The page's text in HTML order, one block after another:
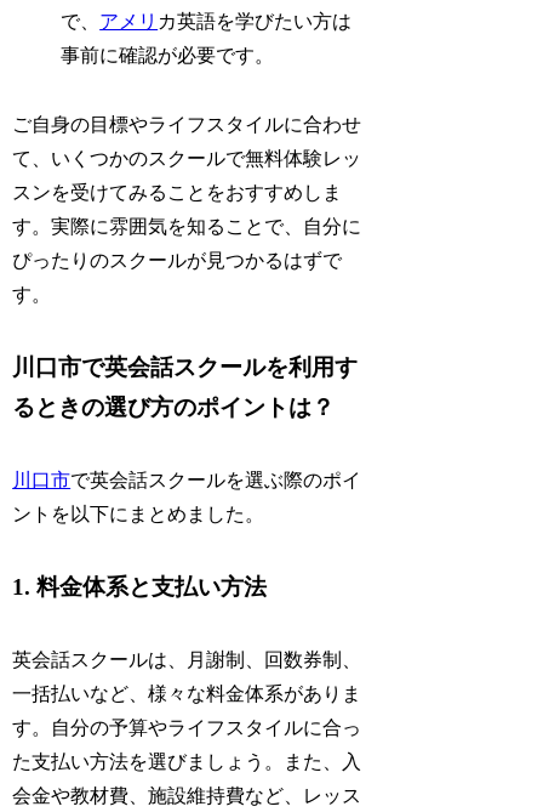
で、 アメリ カ英語を学びたい方は
事前に確認が必要です。
ご自身の目標やライフスタイルに合わせ
て、いくつかのスクールで無料体験レッ
スンを受けてみることをおすすめしま
す。実際に雰囲気を知ることで、自分に
ぴったりのスクールが見つかるはずで
す。
川口市で英会話スクールを利用す
るときの選び方のポイントは？
川口市で英会話スクールを選ぶ際のポイ
ントを以下にまとめました。
1. 料金体系と支払い方法
英会話スクールは、月謝制、回数券制、
一括払いなど、様々な料金体系がありま
す。自分の予算やライフスタイルに合っ
た支払い方法を選びましょう。また、入
会金や教材費、施設維持費など、レッス